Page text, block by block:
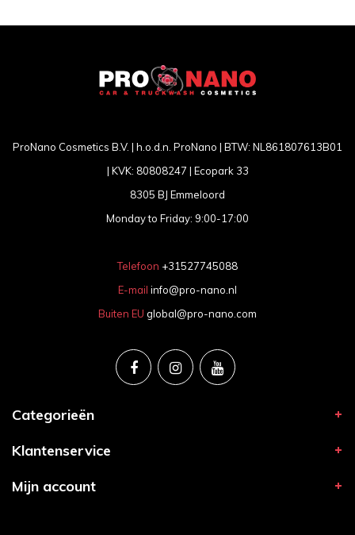
ProNano Cosmetics B.V. | h.o.d.n. ProNano | BTW: NL861807613B01
| KVK: 80808247 | Ecopark 33
8305 BJ Emmeloord
Monday to Friday: 9:00-17:00
Telefoon +31527745088
E-mail info@pro-nano.nl
Buiten EU global@pro-nano.com
Categorieën
Klantenservice
Mijn account